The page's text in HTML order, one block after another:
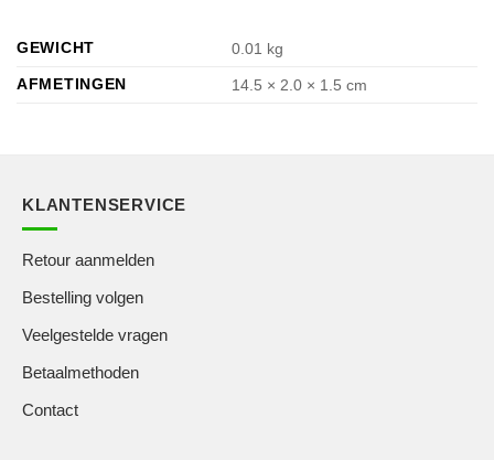
GEWICHT
0.01 kg
AFMETINGEN
14.5 × 2.0 × 1.5 cm
KLANTENSERVICE
Retour aanmelden
Bestelling volgen
Veelgestelde vragen
Betaalmethoden
Contact